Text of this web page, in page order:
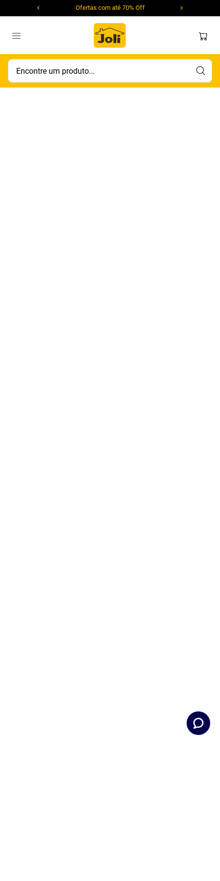
Ofertas com até 70% Off
Encontre um produto...